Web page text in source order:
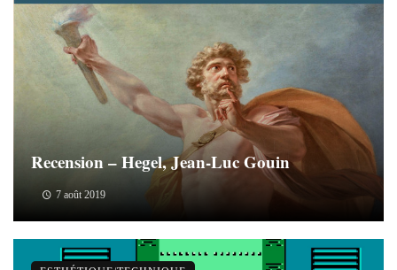
Recension – Hegel, Jean-Luc Gouin
7 août 2019